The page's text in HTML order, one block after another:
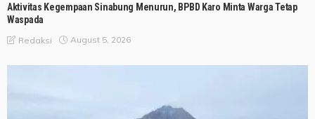
Aktivitas Kegempaan Sinabung Menurun, BPBD Karo Minta Warga Tetap
Waspada
Redaksi August 5, 2026